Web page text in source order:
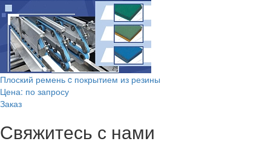
Плоский ремень c покрытием из резины
Цена: по запросу
Заказ
Свяжитесь с нами